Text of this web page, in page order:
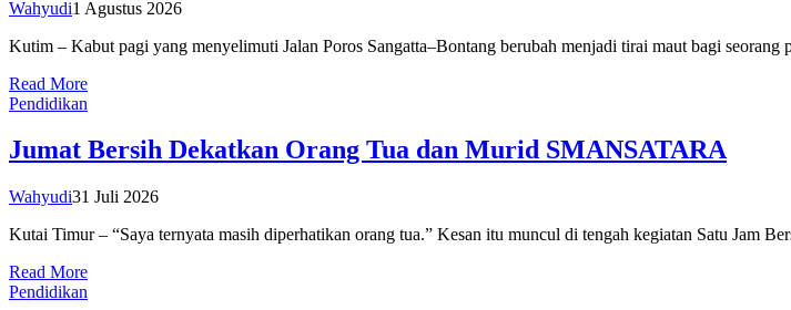
Wahyudi1 Agustus 2026
Kutim – Kabut pagi yang menyelimuti Jalan Poros Sangatta–Bontang berubah menjadi tirai maut bagi
Read More
Pendidikan
Jumat Bersih Dekatkan Orang Tua dan Murid SMANSATARA
Wahyudi31 Juli 2026
Kutai Timur – “Saya ternyata masih diperhatikan orang tua.” Kesan itu muncul di tengah kegiatan Satu Jam
Read More
Pendidikan